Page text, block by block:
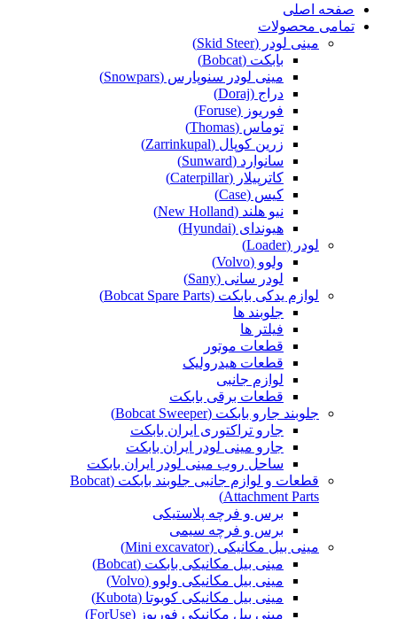
صفحه اصلی
تمامی محصولات
مینی لودر (Skid Steer)
بابکت (Bobcat)
مینی لودر سنوپارس (Snowpars)
دراج (Doraj)
فوریوز (Foruse)
توماس (Thomas)
زرین کوپال (Zarrinkupal)
سانوارد (Sunward)
کاترپیلار (Caterpillar)
کیس (Case)
نیو هلند (New Holland)
هیوندای (Hyundai)
لودر (Loader)
ولوو (Volvo)
لودر سانی (Sany)
لوازم یدکی بابکت (Bobcat Spare Parts)
جلوبند ها
فیلتر ها
قطعات موتور
قطعات هیدرولیک
لوازم جانبی
قطعات برقی بابکت
جلوبند جارو بابکت (Bobcat Sweeper)
جارو تراکتوری ایران بابکت
جارو مینی لودر ایران بابکت
ساحل روب مینی لودر ایران بابکت
قطعات و لوازم جانبی جلوبند بابکت (Bobcat
Attachment Parts)
برس و فرچه پلاستیکی
برس و فرچه سیمی
مینی بیل مکانیکی (Mini excavator)
مینی بیل مکانیکی بابکت (Bobcat)
مینی بیل مکانیکی ولوو (Volvo)
مینی بیل مکانیکی کوبوتا (Kubota)
مینی بیل مکانیکی فوریوز (ForUse)